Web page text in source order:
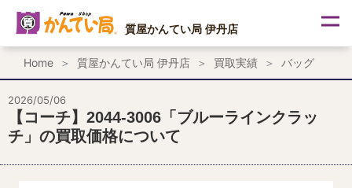
ス
ッ
プ
質屋かんてい局 伊丹店
Home 質屋かんてい局 伊丹店 買取実績 バッグ
2026/05/06
【コーチ】2044-3006「ブルーラインクラッ
チ」の買取価格について